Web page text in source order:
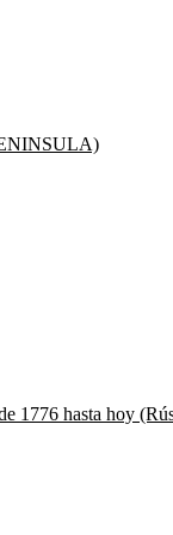
1776 hasta hoy